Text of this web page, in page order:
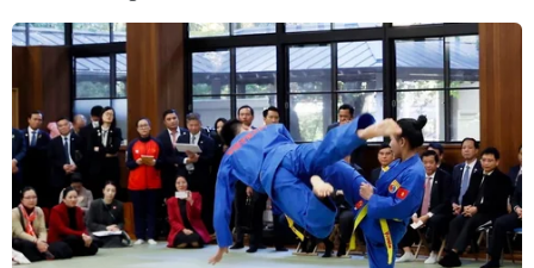
#Kết quả bóng đá
#AFF Suzuki Cup 2018
#Tuyển Việt Nam
#Tuyển Malaysia
#Nguyễn Công Phượng
#Anh Đức
#Việt Nam đánh bại Malaysia
Malaysia